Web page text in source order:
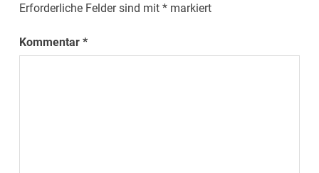
Erforderliche Felder sind mit* markiert
Kommentar*